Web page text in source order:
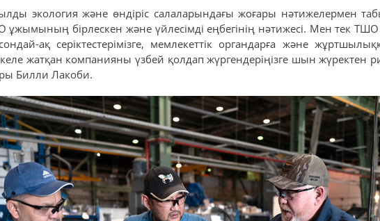
экология және өндіріс салаларындағы жоғары нәтижелермен
ұжымының бірлескен және үйлесімді еңбегінің нәтижесі. Мен тек
ақ серіктестерімізге, мемлекеттік органдарға және
келе жатқан компанияны үзбей қолдап жүргендеріңізге шын жүректен
Билли Лакоби.